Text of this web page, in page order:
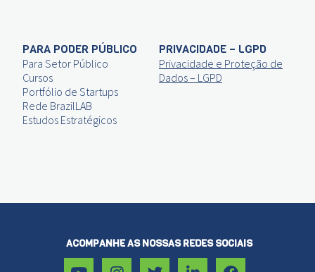
PARA PODER PÚBLICO
Para Setor Público
Cursos
Portfólio de Startups
Rede BrazilLAB
Estudos Estratégicos
PRIVACIDADE – LGPD
Privacidade e Proteção de
Dados – LGPD
ACOMPANHE AS NOSSAS REDES SOCIAIS